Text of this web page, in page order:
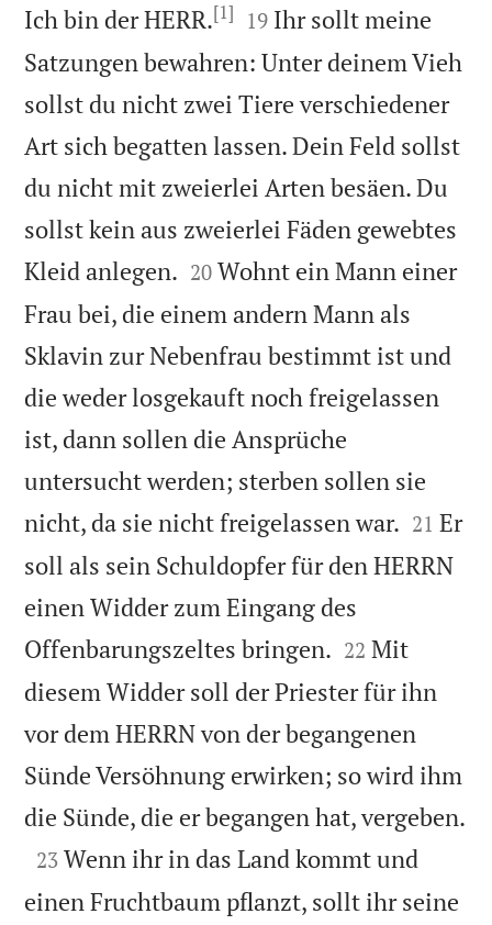
Ich bin der HERR.[1] 

19 Ihr sollt meine
Satzungen bewahren: Unter deinem Vieh
sollst du nicht zwei Tiere verschiedener
Art sich begatten lassen. Dein Feld sollst
du nicht mit zweierlei Arten besäen. Du
sollst kein aus zweierlei Fäden gewebtes
Kleid anlegen. 

20 Wohnt ein Mann einer
Frau bei, die einem andern Mann als
Sklavin zur Nebenfrau bestimmt ist und
die weder losgekauft noch freigelassen
ist, dann sollen die Ansprüche
untersucht werden; sterben sollen sie
nicht, da sie nicht freigelassen war. 

21 Er
soll als sein Schuldopfer für den HERRN
einen Widder zum Eingang des
Offenbarungszeltes bringen. 

22 Mit
diesem Widder soll der Priester für ihn
vor dem HERRN von der begangenen
Sünde Versöhnung erwirken; so wird ihm
die Sünde, die er begangen hat, vergeben.

23 Wenn ihr in das Land kommt und
einen Fruchtbaum pflanzt, sollt ihr seine